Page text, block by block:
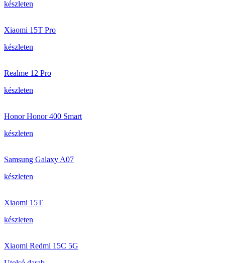
készleten
Xiaomi 15T Pro
készleten
Realme 12 Pro
készleten
Honor Honor 400 Smart
készleten
Samsung Galaxy A07
készleten
Xiaomi 15T
készleten
Xiaomi Redmi 15C 5G